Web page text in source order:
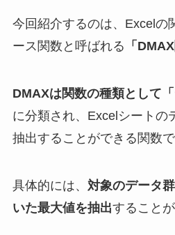
今回紹介するのは、Excelの
ース関数と呼ばれる 「
DMAXは関数の種類として
に分類され、Excelシートの
抽出することができる関数で
具体的には、 対象のデータ
いた最大値を抽出すること